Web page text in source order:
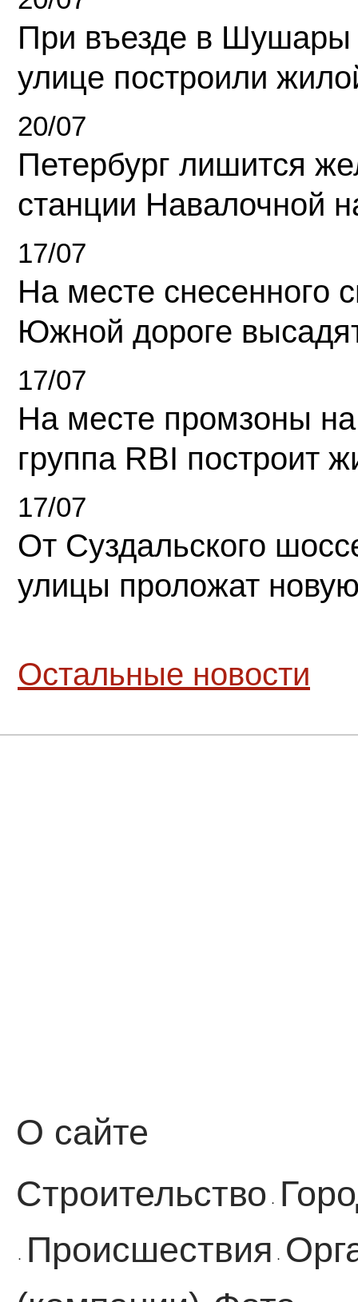
При въезде в Шушары
улице построили
20/07
Петербург лишится
станции Навалочной
17/07
На месте снесенного
Южной дороге
17/07
На месте промзоны
группа RBI построит
17/07
От Суздальского
улицы проложат
Остальные новости
О сайте
Строительство ·
· Происшествия ·